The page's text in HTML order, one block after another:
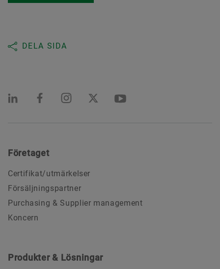
DELA SIDA
Företaget
Certifikat/utmärkelser
Försäljningspartner
Purchasing & Supplier management
Koncern
Produkter & Lösningar